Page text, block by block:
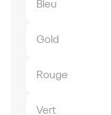
Bleu
Gold
Rouge
Vert